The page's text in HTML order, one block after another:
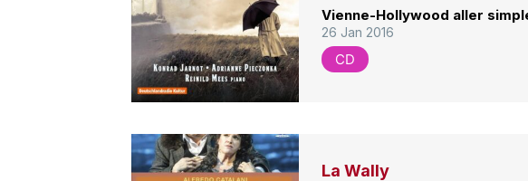
Vienne-Hollywood aller
26 Jan 2016
CD
La Wally